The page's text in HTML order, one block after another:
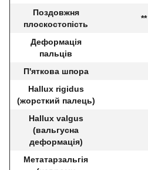
Поздовжня
плоскостопість
**
Деформація
пальців
П'яткова шпора
Hallux rigidus
(жорсткий палець)
Hallux valgus
(вальгусна
деформація)
Метатарзальгія